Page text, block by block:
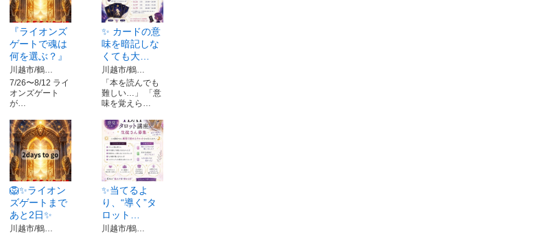
『ライオンズ
ゲートで魂は
何を選ぶ？』
川越市/鶴…
7/26〜8/12 ライ
オンズゲート
が…
✨ カードの意
味を暗記しな
くても大…
川越市/鶴…
「本を読んでも
難しい…」 「意
味を覚えら…
🦁✨ライオン
ズゲートまで
あと2日✨
川越市/鶴…
✨当てるよ
り、“導く”タ
ロット…
川越市/鶴…